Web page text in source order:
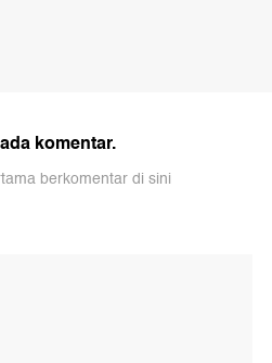
komentar.
berkomentar di sini